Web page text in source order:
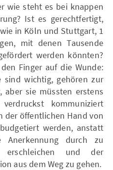
wie steht es bei knappen
Ist es gerechtfertigt,
in Köln und Stuttgart, 1
mit denen Tausende
werden könnten?
Finger auf die Wunde:
sind wichtig, gehören zur
sie müssten erstens
kommuniziert
der öffentlichen Hand von
werden, anstatt
Anerkennung durch zu
und der
aus dem Weg zu gehen.